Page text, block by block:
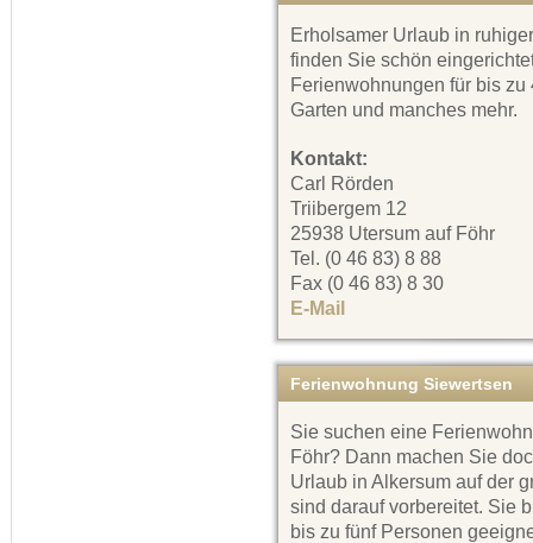
Erholsamer Urlaub in
finden Sie schön
Ferienwohnungen für bis
Garten und manches mehr.
Kontakt:
Carl Rörden
Triibergem 12
25938 Utersum auf Föhr
Tel. (0 46 83) 8 88
Fax (0 46 83) 8 30
E-Mail
Ferienwohnung Siewertsen
Sie suchen eine
Föhr? Dann machen Sie
Urlaub in Alkersum auf der
sind darauf vorbereitet. Sie
bis zu fünf Personen